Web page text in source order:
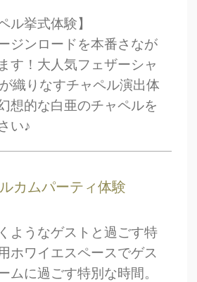
ル挙式体験】
ジンロードを本番さなが
す！大人気フェザーシャ
織りなすチャペル演出体
想的な白亜のチャペルを
い♪
カムパーティ体験
ようなゲストと過ごす特
ホワイエスペースでゲス
ムに過ごす特別な時間。
ェア
■■■日付■■■
画面に進む